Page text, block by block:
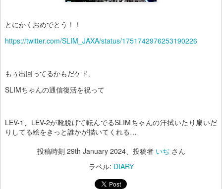
とにかくおめでとう！！
https://twitter.com/SLIM_JAXA/status/1751742976253190226
もぅ出回ってるかもだケド、
SLIMちゃんの通信復活を祝って
LEV-1、LEV-2が靴脱げて転んでるSLIMちゃんの汗拭いたり扇いだ
りしてる絵をきっと誰かが描いてくれる…
投稿時刻 29th January 2024、投稿者 いぢさん
ラベル: DIARY